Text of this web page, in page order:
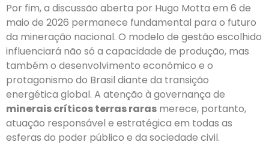
Por fim, a discussão aberta por Hugo Motta em 6 de
maio de 2026 permanece fundamental para o futuro
da mineração nacional. O modelo de gestão escolhido
influenciará não só a capacidade de produção, mas
também o desenvolvimento econômico e o
protagonismo do Brasil diante da transição
energética global. A atenção à governança de
minerais críticos terras raras merece, portanto,
atuação responsável e estratégica em todas as
esferas do poder público e da sociedade civil.